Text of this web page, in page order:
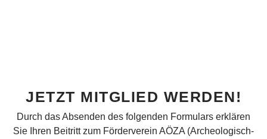
JETZT MITGLIED WERDEN!
Durch das Absenden des folgenden Formulars erklären
Sie Ihren Beitritt zum Förderverein AÖZA (Archeologisch-